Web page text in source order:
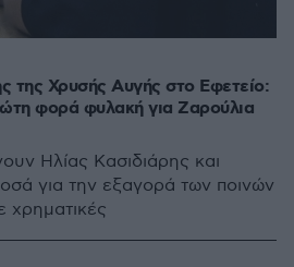
της Χρυσής Αυγής στο Εφετείο:
φορά φυλακή για Ζαρούλια
Ηλίας Κασιδιάρης και
για την εξαγορά των ποινών
χρηματικές